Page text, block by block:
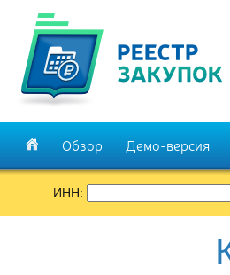
Обзор Демо-версия
ИНН: